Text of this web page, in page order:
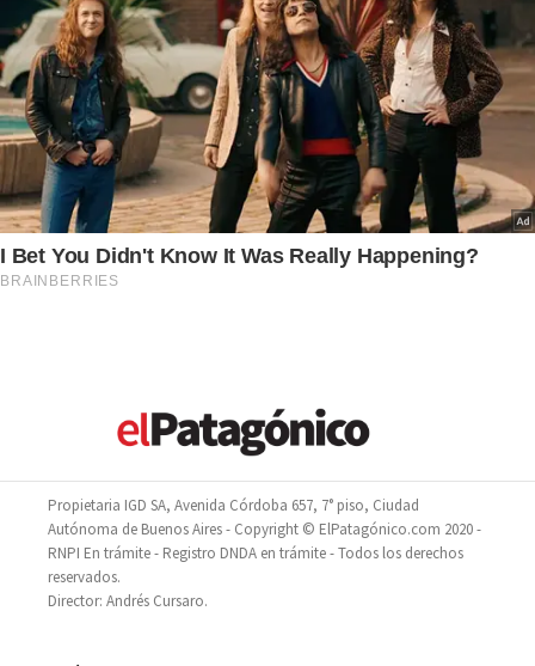
Propietaria IGD SA, Avenida Córdoba 657, 7° piso, Ciudad
Autónoma de Buenos Aires - Copyright © ElPatagónico.com 2020 -
RNPI En trámite - Registro DNDA en trámite - Todos los derechos
reservados.
Director: Andrés Cursaro.